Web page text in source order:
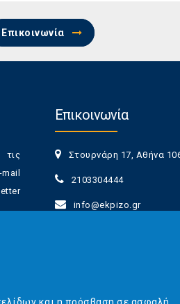
Επικοινωνία
Επικοινωνία
Στουρνάρη 17, Αθήνα
2103304444
info@ekpizo.gr